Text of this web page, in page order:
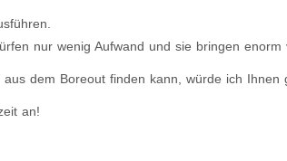
nur wenig Aufwand und sie bringen enorm
dem Boreout finden kann, würde ich Ihnen
an!